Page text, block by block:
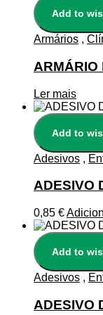
Add to
Armários ,
ARMÁRIO
Ler mais
Add to
Adesivos ,
ADESIVO
0,85 €
Add to
Adesivos ,
ADESIVO